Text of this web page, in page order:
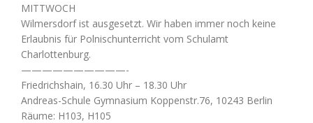
MITTWOCH
Wilmersdorf ist ausgesetzt. Wir haben immer noch keine
Erlaubnis für Polnischunterricht vom Schulamt
Charlottenburg.
——————————-
Friedrichshain, 16.30 Uhr – 18.30 Uhr
Andreas-Schule Gymnasium Koppenstr.76, 10243 Berlin
Räume: H103, H105